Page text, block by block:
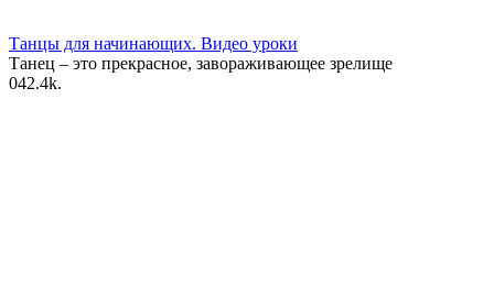
Танцы для начинающих. Видео уроки
Танец – это прекрасное, завораживающее зрелище
042.4k.